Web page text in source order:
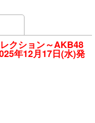
クション～AKB48
年12月17日(水)発